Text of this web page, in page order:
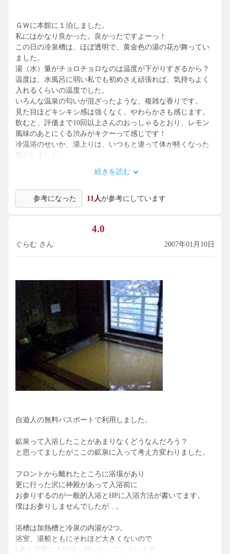
ＧＷに本館に１泊しました。
私にはかなり良かった。良かったですよーっ！
この日の冷泉槽は、ほぼ透明で、黄金色の湯の花が舞ってい
ました。
湯（水）量がチョロチョロなのは温度が下がりすぎるから？
温度は、水風呂に弱い私でも初めさえ頑張れば、気持ちよく
入れるくらいの温度でした。
いろんな温泉の匂いが混ざったような、複雑な香りです。
見た目ほどキシキシ感は強くなく、やわらかさも感じます。
飲むと、評価まで10回以上さんのおっしゃるとおり、レモン
風味のあとにくる渋みがキクーって感じです！
冷温浴のせいか、湯上りは、いつもと違って体が軽くなった
気がしました。
館内にはいたるところに神をお祭りするものが置いてあり、
人によっては抵抗があるかもしれません。
ただ、このお湯を堪能すると、何かに感謝したくなる気持ち
はわかります。。。
しかも、住宅街からさほど離れていないのに、このすがすが
しい森の空気は何でしょう！
浴室、客室と、どこからか虫が入ってきますが、人間がお邪
魔しているのだから仕方ない思ってしまいます。
自然界に近すぎて露天風呂は作れないのかもしれないです
ね。
本館のお部屋は狭いですが、私には十分です。お値段もその
分お得です。
蒲団の上げ下ろしは自分でやります。到着時のお茶も自分で
入れましょう。
一見洗練されている館内ですが、湯治宿のシンプルさは残し
そして、ご主人の何気ない会話や、お料理、館内のあちこち
に、もてなしの心を感じます。
あー、こういう宿、探してました！
３泊目から２割引になるようです。湯治に行きたい宿リスト
に追加されました！
あとは、（部屋か湯上り処に）お水が置いてあれば、文句な
いです！
続きを読む
参考になった 11人が参考にしています
4.0
ぐらむ さん 2007年01月10日
自遊人の無料パスポートで利用しました。
鉱泉って入浴したことがあまりなくどうなんだろう？
と思ってましたがここの鉱泉に入って考え方変わりました。
フロントから離れたところに浴場があり
更に行った沢に神殿があって入浴前に
お参りするのが一般的入浴とHPに入浴方法が書いてます。
僕はお参りしませんでしたが…。
浴槽は加熱槽と冷泉の内湯が2つ。
浴室、湯船ともにそれほど大きくないので
6名も浴室に入れば一杯になってしまいます。